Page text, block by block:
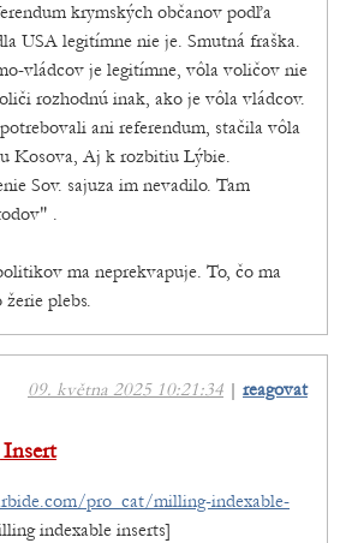
krymských občanov podľa
USA legitímne nie je. Smutná fraška.
vládcov je legitímne, vôla voličov nie
rozhodnú inak, ako je vôla vládcov.
ani referendum, stačila vôla
Kosova, Aj k rozbitiu Lýbie.
Sov. sajuza im nevadilo. Tam
.
ma neprekvapuje. To, čo ma
plebs.
09. května 2025 10:21:34 | reagovat
pro_cat/milling-indexable-
indexable inserts]